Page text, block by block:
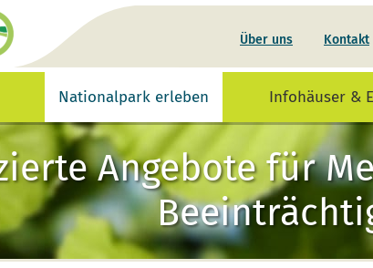
Startseite
Über uns Kontakt
Nationalpark erleben Infohäuser &
Angebote für